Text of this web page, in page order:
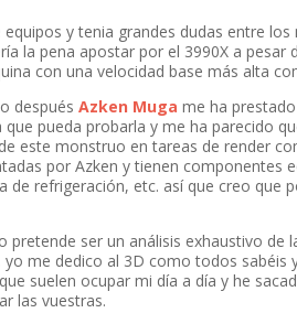
y tenia grandes dudas entre los
la pena apostar por el 3990X a pesar
con una velocidad base más alta
después Azken Muga me ha
pueda probarla y me ha parecido
este monstruo en tareas de render
por Azken y tienen componentes
de refrigeración, etc. así que creo que
ser un análisis exhaustivo de
me dedico al 3D como todos sabéis
suelen ocupar mi día a día y he
las vuestras.